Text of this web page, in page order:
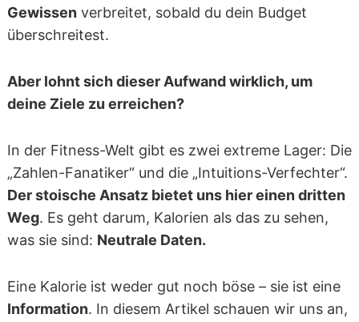
Gewissenverbreitet, sobald du dein Budget
überschreitest.
Aber lohnt sich dieser Aufwand wirklich, um
deine Ziele zu erreichen?
In der Fitness-Welt gibt es zwei extreme Lager: Die
„Zahlen-Fanatiker“ und die „Intuitions-Verfechter“.
Der stoische Ansatz bietet uns hier einen dritten
Weg. Es geht darum, Kalorien als das zu sehen,
was sie sind: Neutrale Daten.
Eine Kalorie ist weder gut noch böse – sie ist eine
Information. In diesem Artikel schauen wir uns an,